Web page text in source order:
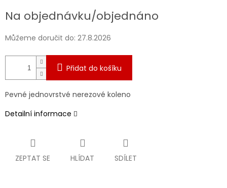
cena:
Na objednávku/objednáno
Můžeme doručit do: 27.8.2026
Přidat do košíku
Pevné jednovrstvé nerezové koleno
Detailní informace
ZEPTAT SE HLÍDAT SDÍLET